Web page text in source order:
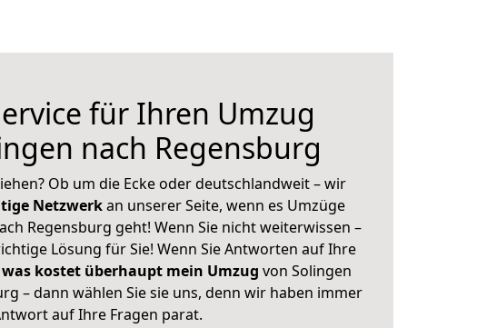
für Ihren Umzug
nach Regensburg
Ob um die Ecke oder deutschlandweit – wir
Netzwerkan unserer Seite, wenn es Umzüge
Regensburg geht! Wenn Sie nicht weiterwissen –
Lösung für Sie! Wenn Sie Antworten auf Ihre
was kostet überhaupt mein Umzug von Solingen
– dann wählen Sie sie uns, denn wir haben immer
auf Ihre Fragen parat.